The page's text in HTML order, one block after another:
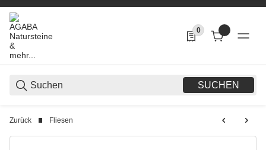
SUCHEN
0
0 Produkte in der
Zurück Fliesen